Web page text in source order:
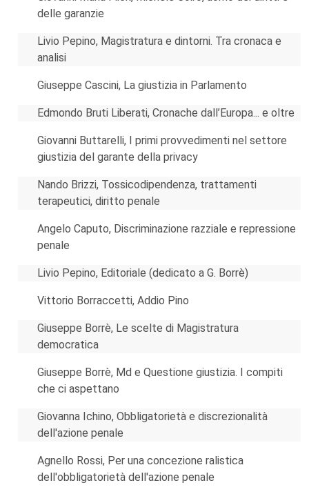
delle garanzie
Livio Pepino, Magistratura e dintorni. Tra cronaca e
analisi
Giuseppe Cascini, La giustizia in Parlamento
Edmondo Bruti Liberati, Cronache dall’Europa... e oltre
Giovanni Buttarelli, I primi provvedimenti nel settore
giustizia del garante della privacy
Nando Brizzi, Tossicodipendenza, trattamenti
terapeutici, diritto penale
Angelo Caputo, Discriminazione razziale e repressione
penale
Livio Pepino, Editoriale (dedicato a G. Borrè)
Vittorio Borraccetti, Addio Pino
Giuseppe Borrè, Le scelte di Magistratura
democratica
Giuseppe Borrè, Md e Questione giustizia. I compiti
che ci aspettano
Giovanna Ichino, Obbligatorietà e discrezionalità
dell'azione penale
Agnello Rossi, Per una concezione ralistica
dell'obbligatorietà dell'azione penale